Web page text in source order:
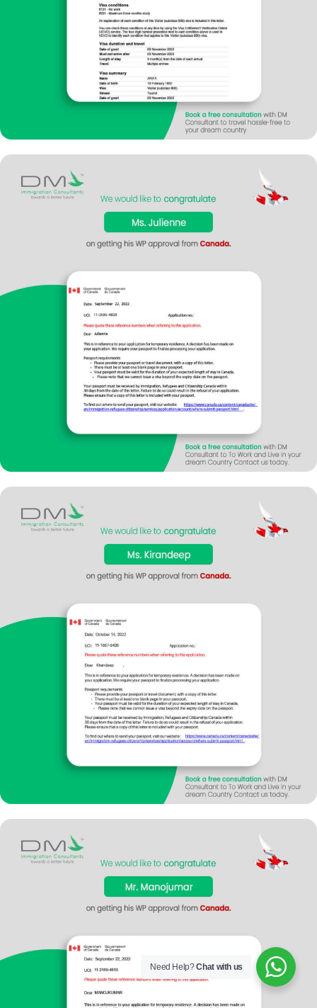
Need Help?Chat with us